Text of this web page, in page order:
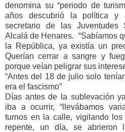
denomina su “periodo de
años descubrió la política y
secretario de las Juventudes
Alcalá de Henares. “Sabíamos
la República, ya existía un
Querían cerrar a sangre y
porque veían peligrar sus
“Antes del 18 de julio solo
era el fascismo”
Días antes de la sublevación
iba a ocurrir, “llevábamos
turnos en la calle, vigilando los
repente, un día, se abrieron